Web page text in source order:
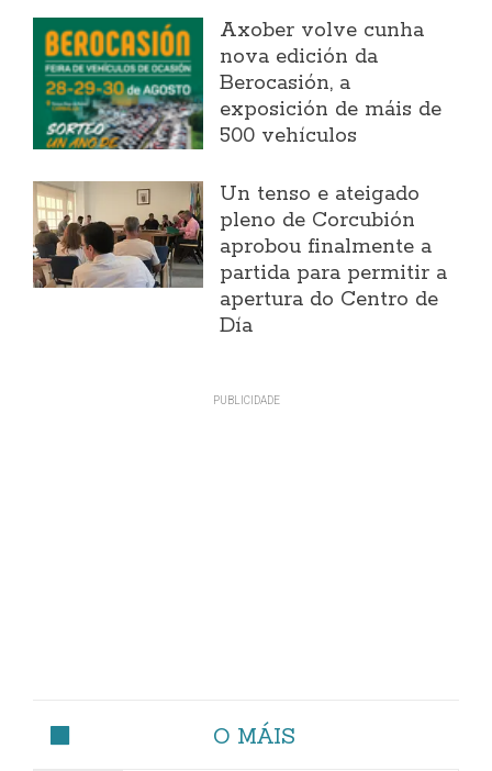
Axober volve cunha
nova edición da
Berocasión, a
exposición de máis de
500 vehículos
Un tenso e ateigado
pleno de Corcubión
aprobou finalmente a
partida para permitir a
apertura do Centro de
Día
O MÁIS